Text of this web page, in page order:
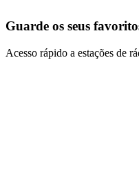
Guarde os seus
Acesso rápido a estações de